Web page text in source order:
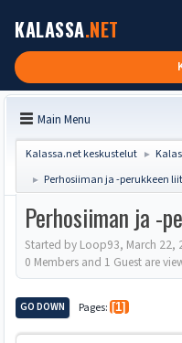
KALASSA.NET
Main Menu
Kalassa.net keskustelut ►
► Perhosiiman ja -perukkeen
Perhosiiman ja -
Started by Loop93, March 22,
0 Members and 1 Guest are
GO DOWN Pages 1